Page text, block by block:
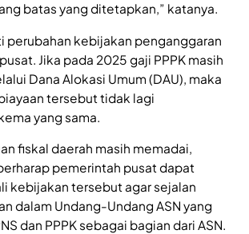
batas yang ditetapkan,” katanya.
perubahan kebijakan penganggaran
Jika pada 2025 gaji PPPK masih
Dana Alokasi Umum (DAU), maka
tersebut tidak lagi
yang sama.
fiskal daerah masih memadai,
pemerintah pusat dapat
kebijakan tersebut agar sejalan
dalam Undang-Undang ASN yang
dan PPPK sebagai bagian dari ASN.